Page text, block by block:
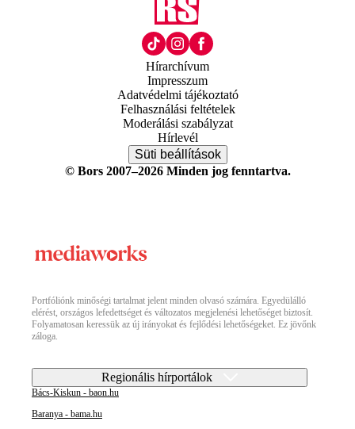
Hírarchívum
Impresszum
Adatvédelmi tájékoztató
Felhasználási feltételek
Moderálási szabályzat
Hírlevél
Süti beállítások
© Bors 2007–2026 Minden jog fenntartva.
Portfóliónk minőségi tartalmat jelent minden olvasó számára. Egyedülálló
elérést, országos lefedettséget és változatos megjelenési lehetőséget biztosít.
Folyamatosan keressük az új irányokat és fejlődési lehetőségeket. Ez jövőnk
záloga.
Regionális hírportálok
Bács-Kiskun - baon.hu
Baranya - bama.hu